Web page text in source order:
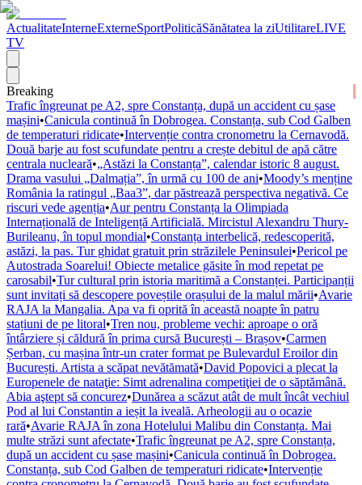
ActualitateInterneExterneSportPoliticăSănătatea la ziUtilitareLIVE
TV
Breaking
Trafic îngreunat pe A2, spre Constanța, după un accident cu șase
mașini•Canicula continuă în Dobrogea. Constanța, sub Cod Galben
de temperaturi ridicate•Intervenție contra cronometru la Cernavodă.
Două barje au fost scufundate pentru a crește debitul de apă către
centrala nucleară•„Astăzi la Constanța”, calendar istoric 8 august.
Drama vasului „Dalmația”, în urmă cu 100 de ani•Moody’s menține
România la ratingul „Baa3”, dar păstrează perspectiva negativă. Ce
riscuri vede agenția•Aur pentru Constanța la Olimpiada
Internațională de Inteligență Artificială. Mircistul Alexandru Thury-
Burileanu, în topul mondial•Constanța interbelică, redescoperită,
astăzi, la pas. Tur ghidat gratuit prin străzilele Peninsulei•Pericol pe
Autostrada Soarelui! Obiecte metalice găsite în mod repetat pe
carosabil•Tur cultural prin istoria maritimă a Constanței. Participanții
sunt invitați să descopere poveștile orașului de la malul mării•Avarie
RAJA la Mangalia. Apa va fi oprită în această noapte în patru
stațiuni de pe litoral•Tren nou, probleme vechi: aproape o oră
întârziere și căldură în prima cursă București – Brașov•Carmen
Șerban, cu mașina într-un crater format pe Bulevardul Eroilor din
București. Artista a scăpat nevătămată•David Popovici a plecat la
Europenele de nataţie: Simt adrenalina competiţiei de o săptămână.
Abia aştept să concurez•Dunărea a scăzut atât de mult încât vechiul
Pod al lui Constantin a ieșit la iveală. Arheologii au o ocazie
rară•Avarie RAJA în zona Hotelului Malibu din Constanța. Mai
multe străzi sunt afectate•Trafic îngreunat pe A2, spre Constanța,
după un accident cu șase mașini•Canicula continuă în Dobrogea.
Constanța, sub Cod Galben de temperaturi ridicate•Intervenție